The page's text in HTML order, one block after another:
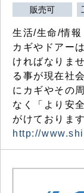
販売可
生活/生命/情報
カギやドアー
ければなりま
る事が現在社
にカギやその
なく「より安
がけております
http://